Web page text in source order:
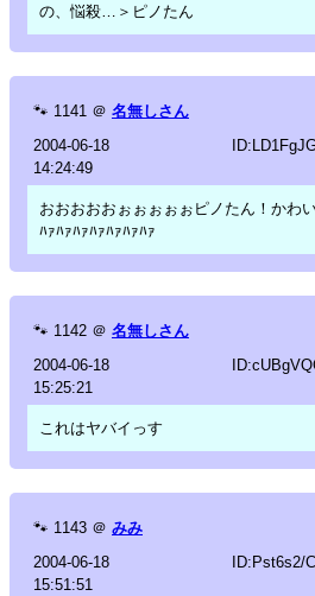
の、悩殺…＞ピノたん
🐾 1141 ＠ 名無しさん
2004-06-18
14:24:49
おおおおおぉぉぉぉぉピノたん！かわ
ﾊｧﾊｧﾊｧﾊｧﾊｧﾊｧﾊｧ
🐾 1142 ＠ 名無しさん
2004-06-18
15:25:21
これはヤバイっす
🐾 1143 ＠ みみ
2004-06-18
15:51:51
ID:Pst6s2/